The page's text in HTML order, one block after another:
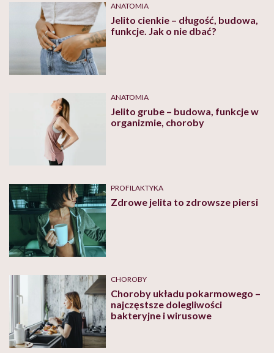
ANATOMIA
Jelito cienkie – długość, budowa,
funkcje. Jak o nie dbać?
ANATOMIA
Jelito grube – budowa, funkcje w
organizmie, choroby
PROFILAKTYKA
Zdrowe jelita to zdrowsze piersi
CHOROBY
Choroby układu pokarmowego –
najczęstsze dolegliwości
bakteryjne i wirusowe